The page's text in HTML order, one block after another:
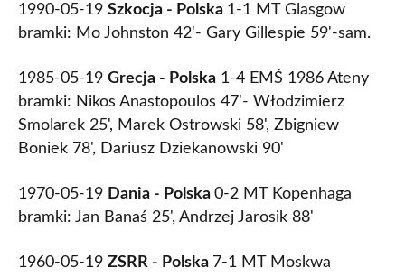
1990-05-19 Szkocja - Polska 1-1 MT Glasgow
bramki: Mo Johnston 42'- Gary Gillespie 59'-sam.
1985-05-19 Grecja - Polska 1-4 EMŚ 1986 Ateny
bramki: Nikos Anastopoulos 47'- Włodzimierz
Smolarek 25', Marek Ostrowski 58', Zbigniew
Boniek 78', Dariusz Dziekanowski 90'
1970-05-19 Dania - Polska 0-2 MT Kopenhaga
bramki: Jan Banaś 25', Andrzej Jarosik 88'
1960-05-19 ZSRR - Polska 7-1 MT Moskwa